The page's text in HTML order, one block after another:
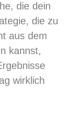
die dein
die zu
aus dem
kannst,
wirklich